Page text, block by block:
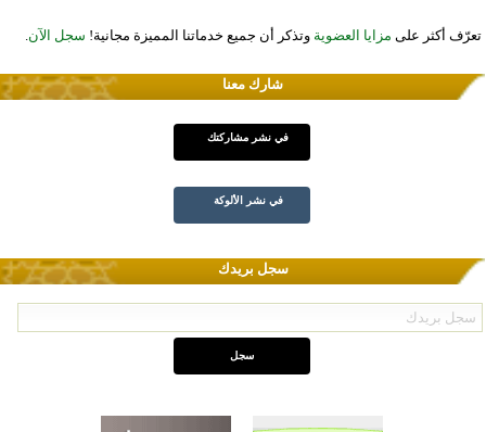
تعرّف أكثر على مزايا العضوية وتذكر أن جميع خدماتنا المميزة مجانية! سجل الآن
شارك معنا
في نشر مشاركتك
في نشر الألوكة
سجل بريدك